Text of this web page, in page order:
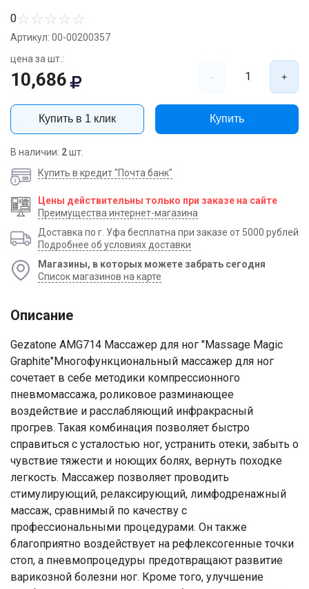
0☆☆☆☆☆
Артикул: 00-00200357
цена за шт.:
10,686 - 1 +
Купить в 1 клик Купить
В наличии: 2шт.
Купить в кредит "Почта банк"
Цены действительны только при заказе на сайте
Преимущества интернет-магазина
Доставка по г. Уфа бесплатна при заказе от 5000 рублей
Подробнее об условиях доставки
Магазины, в которых можете забрать сегодня
Список магазинов на карте
Описание
Gezatone AMG714 Массажер для ног "Massage Magic
Graphite"Многофункциональный массажер для ног
сочетает в себе методики компрессионного
пневмомассажа, роликовое разминающее
воздействие и расслабляющий инфракрасный
прогрев. Такая комбинация позволяет быстро
справиться с усталостью ног, устранить отеки, забыть о
чувствие тяжести и ноющих болях, вернуть походке
легкость. Массажер позволяет проводить
стимулирующий, релаксирующий, лимфодренажный
массаж, сравнимый по качеству с
профессиональными процедурами. Он также
благоприятно воздействует на рефлексогенные точки
стоп, а пневмопроцедуры предотвращают развитие
варикозной болезни ног. Кроме того, улучшение